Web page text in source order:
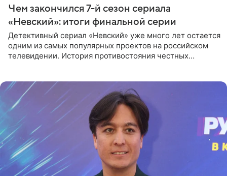
Чем закончился 7-й сезон сериала
«Невский»: итоги финальной серии
Детективный сериал «Невский» уже много лет остается
одним из самых популярных проектов на российском
телевидении. История противостояния честных